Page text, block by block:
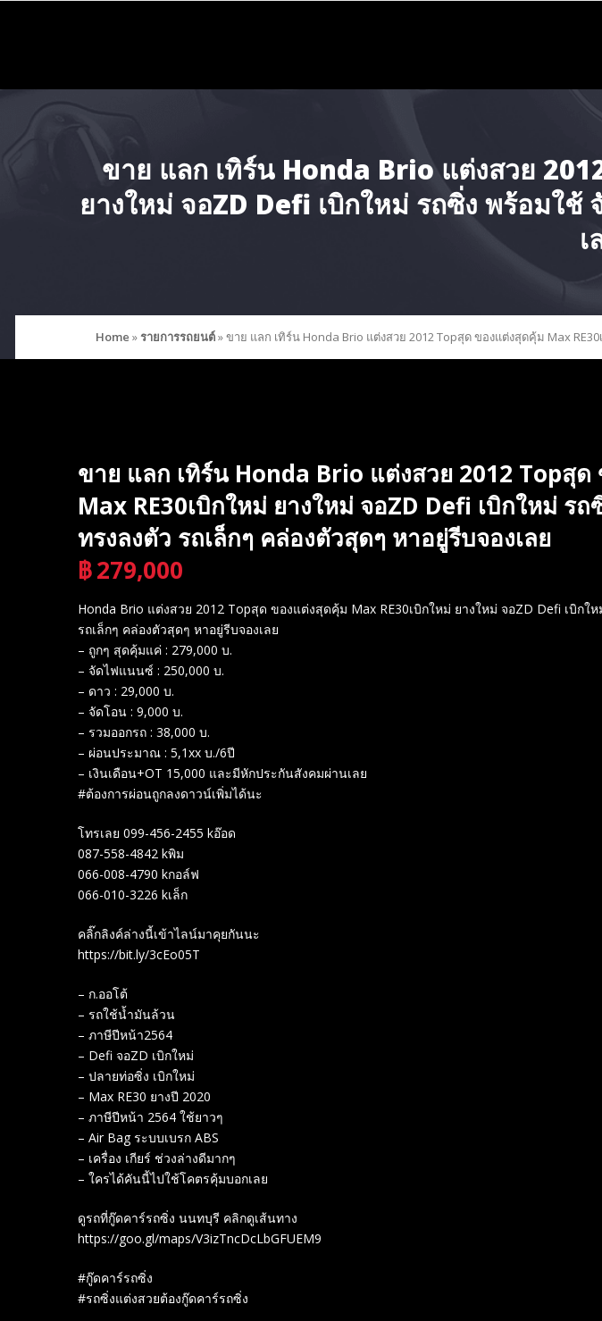
ขาย แลก เทิร์น Honda Brio แต่งสวย
ยางใหม่ จอZD Defi เบิกใหม่ รถซิ่ง พร้อมใช้
เ
Home »รายการรถยนต์»ขาย แลก เทิร์น Honda Brio แต่งสวย 2012 Topสุด ของแต่งสุดคุ้ม Max
ขาย แลก เทิร์น Honda Brio แต่งสวย 2012 Topสุ
Max RE30เบิกใหม่ ยางใหม่ จอZD Defi เบิกใหม่ ร
ทรงลงตัว รถเล็กๆ คล่องตัวสุดๆ หาอยู่รีบจองเลย
฿279,000
Honda Brio แต่งสวย 2012 Topสุด ของแต่งสุดคุ้ม Max RE30เบิกใหม่ ยางใหม่ จอZD Defi เบิกใ
รถเล็กๆ คล่องตัวสุดๆ หาอยู่รีบจองเลย
– ถูกๆ สุดคุ้มแค่ : 279,000 บ.
– จัดไฟแนนซ์ : 250,000 บ.
– ดาว : 29,000 บ.
– จัดโอน : 9,000 บ.​
– รวมออกรถ : 38,000 บ.
– ผ่อนประมาณ : 5,1xx บ./6ปี
– เงินเดือน+OT 15,000 และมีหักประกันสังคมผ่านเลย
#ต้องการผ่อนถูกลงดาวน์เพิ่มได้นะ
โทรเลย 099-456-2455 kอ๊อด
087-558-4842 kพิม
066-008-4790 kกอล์ฟ
066-010-3226 kเล็ก
คลิ๊กลิงค์ล่างนี้เข้าไลน์มาคุยกันนะ
https://bit.ly/3cEo05T
– ก.ออโต้
– รถใช้น้ำมันล้วน
– ภาษีปีหน้า2564
– Defi จอZD เบิกใหม่
– ปลายท่อซิ่ง เบิกใหม่
– Max RE30 ยางปี 2020
– ภาษีปีหน้า 2564 ใช้ยาวๆ
– Air Bag​ ระบบเบรก​ ABS
– เครื่อง เกียร์ ช่วงล่างดีมากๆ
– ใครได้คันนี้ไปใช้โคตรคุ้มบอกเลย
ดูรถที่กู๊ดคาร์รถซิ่ง นนทบุรี คลิกดูเส้นทาง
https://goo.gl/maps/V3izTncDcLbGFUEM9
#กู๊ดคาร์รถซิ่ง
#รถซิ่งแต่งสวยต้องกู๊ดคาร์รถซิ่ง